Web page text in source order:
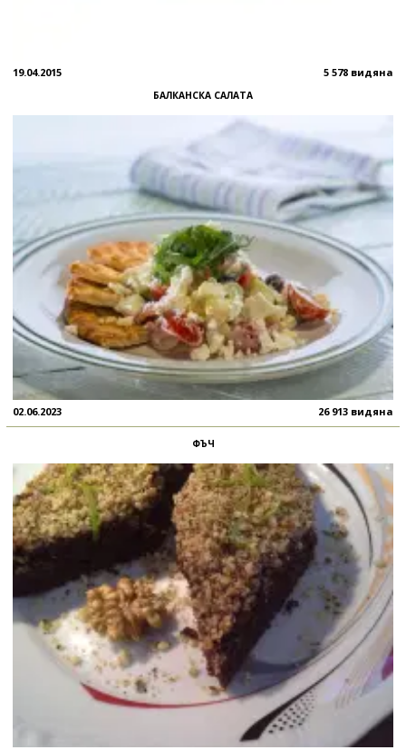
19.04.2015 5 578 видяна
БАЛКАНСКА САЛАТА
02.06.2023 26 913 видяна
ФЪЧ